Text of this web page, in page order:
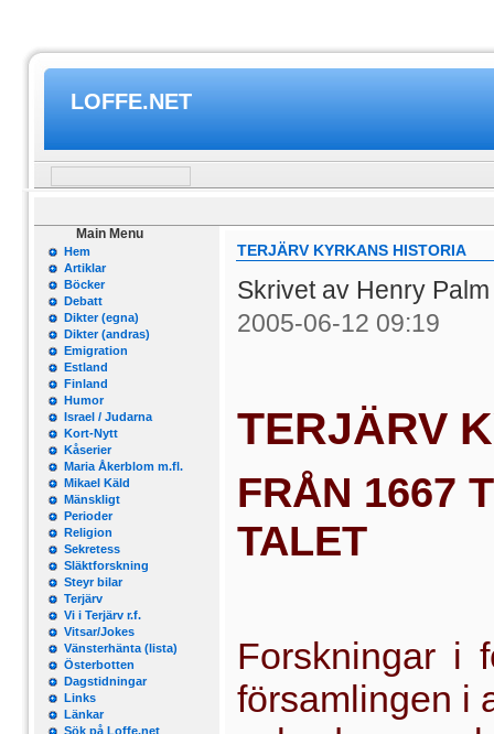
LOFFE.NET
Main Menu
Hem
Artiklar
Böcker
Debatt
Dikter (egna)
Dikter (andras)
Emigration
Estland
Finland
Humor
Israel / Judarna
Kort-Nytt
Kåserier
Maria Åkerblom m.fl.
Mikael Käld
Mänskligt
Perioder
Religion
Sekretess
Släktforskning
Steyr bilar
Terjärv
Vi i Terjärv r.f.
Vitsar/Jokes
Vänsterhänta (lista)
Österbotten
Dagstidningar
Links
Länkar
Sök på Loffe.net
TERJÄRV KYRKANS HISTORIA
Skrivet av Henry
2005-06-12 09:19
TERJÄRV
FRÅN 1667
TALET
Forskningar i
församlingen i